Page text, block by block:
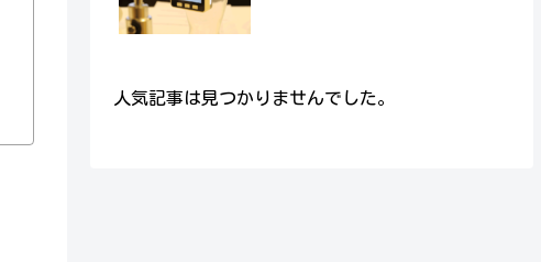
人気記事は見つかりませんでした。